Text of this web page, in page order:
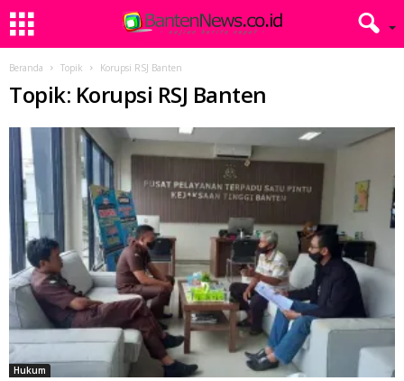
Beranda Topik Korupsi RSJ Banten
Topik: Korupsi RSJ Banten
Hukum